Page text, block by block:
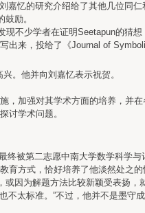
忆的研究介绍给了其他几位同
励。
不少学者在证明Seetapun的猜想
来，投给了《Journal of
。他并向刘嘉忆表示祝贺。
加强对其学术方面的培养，并在
讨学术问题。
被第二志愿中南大学数学科学与
方式，恰好培养了他淡然处之的
为解题方法比较新颖受表扬，
太标准。”不过，他并不是墨守